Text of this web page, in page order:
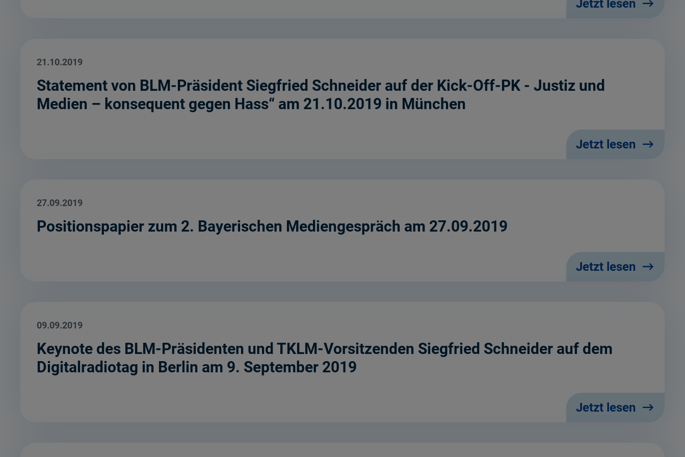
Jetzt lesen
21.10.2019
Statement von BLM-Präsident Siegfried Schneider auf der Kick-Off-PK - Justiz und
Medien – konsequent gegen Hass“ am 21.10.2019 in München
Jetzt lesen
27.09.2019
Positionspapier zum 2. Bayerischen Mediengespräch am 27.09.2019
Jetzt lesen
09.09.2019
Keynote des BLM-Präsidenten und TKLM-Vorsitzenden Siegfried Schneider auf dem
Digitalradiotag in Berlin am 9. September 2019
Jetzt lesen